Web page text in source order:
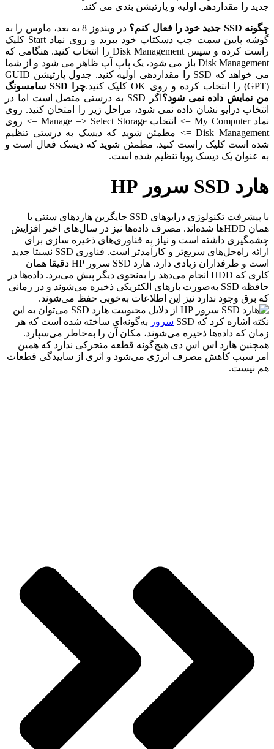
جدید را مقداردهی اولیه و پارتیشن بندی می کند.
چگونه SSD جدید خود را فعال کنم؟
در ویندوز 8 به بعد، ماوس را به
گوشه پایین سمت چپ دسکتاپ خود ببرید و روی نماد Start کلیک
راست کرده و سپس Disk Management را انتخاب کنید. هنگامی که
Disk Management باز می شود، یک پاپ آپ ظاهر می شود و از شما
می خواهد که SSD را مقداردهی اولیه کنید. جدول پارتیشن GUID
(GPT) را انتخاب کرده و روی OK کلیک کنید.
چرا SSD سامسونگ
من نمایش داده نمی شود؟
اگر SSD به درستی متصل است اما در
انتخاب درایو نشان داده نمی شود، مراحل زیر را امتحان کنید. روی
نماد My Computer => انتخاب Manage => Select Storage => روی
Disk Management => مطمئن شوید که دیسک به درستی تنظیم
شده است کلیک راست کنید. مطمئن شوید که دیسک فعال است و
به عنوان یک دیسک پویا تنظیم شده است.
هارد SSD سرور HP
با پیشرفت تکنولوژی درایوهای SSD جایگزین هاردهای سنتی یا
همان HDDها شده‌اند. مصرف داده‌ها نیز در سال‌های اخیر افزایش
چشمگیری داشته است و نیاز به فناوری‌های ذخیره سازی برای
ارائه راه‌حل‌های سریع‌تر و کارآمدتر است. فناوری SSD نسبتا جدید
است و طرفداران زیادی دارد. هارد SSD سرور HP دقیقا همان
کاری که HDD انجام می‌دهد را به‌نحوی دیگر پیش می‌برد. داده‌ها در
حافظه SSD به‌صورت بارهای الکتریکی ذخیره می‌شوند و در زمانی
که برق وجود ندارد نیز این اطلاعات به‌خوبی حفظ می‌شوند.
از دلایل محبوبیت هارد SSD می‌توان به این
نکته اشاره کرد که SSD
سرور به‌گونه‌ای ساخته شده است که هر
زمان که داده‌ها ذخیره می‌شوند، مکان آن را به‌خاطر می‌سپارد.
همچنین هارد اس اس دی هیچ‌گونه قطعه متحرکی ندارد که همین
امر سبب کاهش مصرف انرژی می‌شود و اثری از ساییدگی قطعات
هم نیست.